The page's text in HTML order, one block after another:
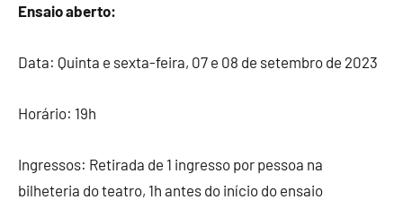
Ensaio aberto:
Data: Quinta e sexta-feira, 07 e 08 de setembro de 2023
Horário: 19h
Ingressos: Retirada de 1 ingresso por pessoa na
bilheteria do teatro, 1h antes do início do ensaio